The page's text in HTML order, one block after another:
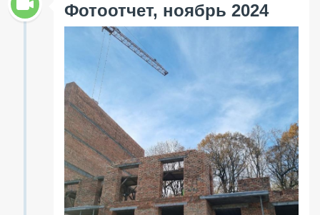
Фотоотчет, ноябрь 2024